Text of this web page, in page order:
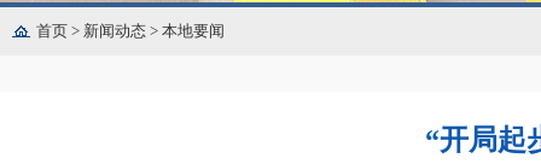
首页 > 新闻动态 > 本地要闻
“开局起